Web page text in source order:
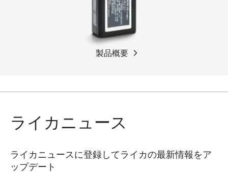
製品概要
ライカニュース
ライカニュースに登録してライカの最新情報をア
ップデート